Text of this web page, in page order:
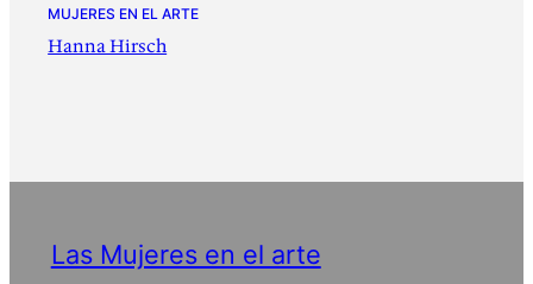
MUJERES EN EL ARTE
Hanna Hirsch
Las Mujeres en el arte